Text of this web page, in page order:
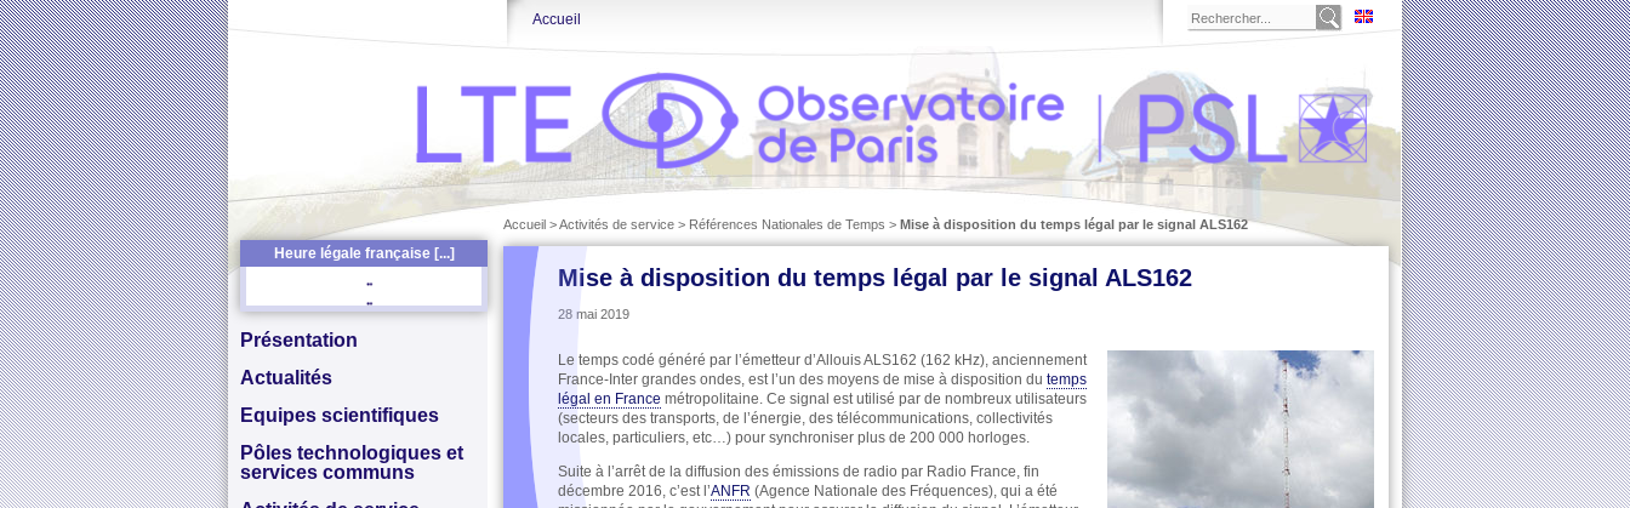
Accueil
Heure légale française [...]
Présentation
Actualités
Equipes scientifiques
Pôles technologiques et
services communs
Accueil >Activités de service > Références Nationales de Temps > Mise à disposition du temps légal par le signal ALS162
Mise à disposition du temps légal par le signal ALS162
28 mai 2019
Le temps codé généré par l’émetteur d’Allouis ALS162 (162 kHz), anciennement
France-Inter grandes ondes, est l’un des moyens de mise à disposition du temps
légal en France métropolitaine. Ce signal est utilisé par de nombreux utilisateurs
(secteurs des transports, de l’énergie, des télécommunications, collectivités
locales, particuliers, etc…) pour synchroniser plus de 200 000 horloges.
Suite à l’arrêt de la diffusion des émissions de radio par Radio France, fin
décembre 2016, c’est l’ANFR (Agence Nationale des Fréquences), qui a été